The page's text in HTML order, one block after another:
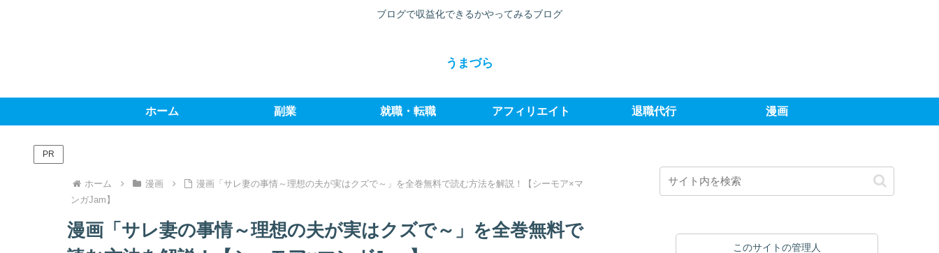
ブログで収益化できるかやってみるブログ
うまづら
ホーム 副業 就職・転職 アフィリエイト 退職代行 漫画
PR
ホーム 漫画
漫画「サレ妻の事情～理想の夫が実はクズで～」を全巻無料で読む方法を解説！【シーモア×マ
ンガJam】
漫画「サレ妻の事情～理想の夫が実はクズで～」を全巻無料で
このサイトの管理人